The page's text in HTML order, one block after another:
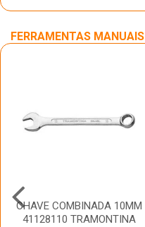
FERRAMENTAS MANUAIS
CHAVE COMBINADA 10MM
41128110 TRAMONTINA